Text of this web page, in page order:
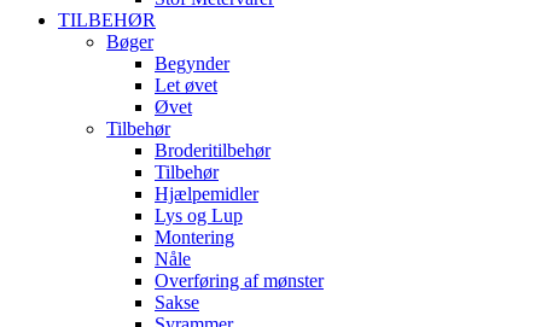
TILBEHØR
Bøger
Begynder
Let øvet
Øvet
Tilbehør
Broderitilbehør
Tilbehør
Hjælpemidler
Lys og Lup
Montering
Nåle
Overføring af mønster
Sakse